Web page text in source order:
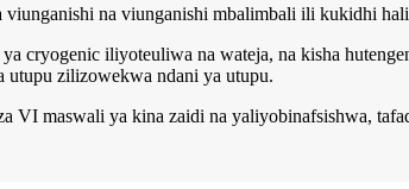
na viunganishi mbalimbali ili kukidhi
cryogenic iliyoteuliwa na wateja, na kisha
utupu zilizowekwa ndani ya utupu.
VI maswali ya kina zaidi na yaliyobinafsishwa,